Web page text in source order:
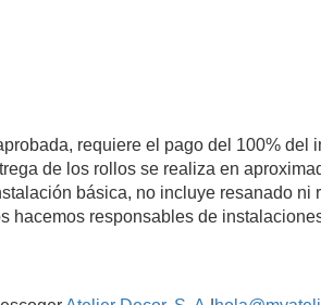
requiere el pago del 100% del
de los rollos se realiza en
básica, no incluye resanado ni
hacemos responsables de